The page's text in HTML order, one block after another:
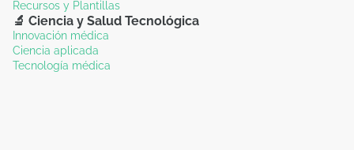
Recursos y Plantillas
🔬 Ciencia y Salud Tecnológica
Innovación médica
Ciencia aplicada
Tecnología médica